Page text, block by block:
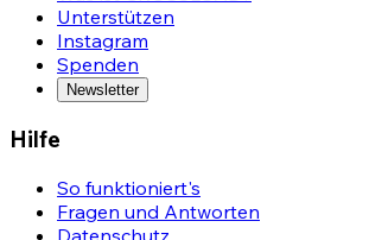
Unterstützen
Instagram
Spenden
Newsletter
Hilfe
So funktioniert's
Fragen und Antworten
Datenschutz